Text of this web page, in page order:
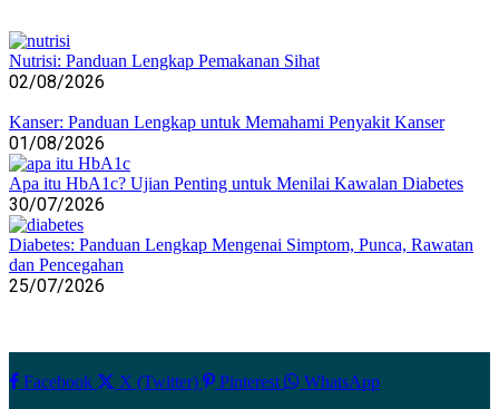
Nutrisi: Panduan Lengkap Pemakanan Sihat
02/08/2026
Kanser: Panduan Lengkap untuk Memahami Penyakit Kanser
01/08/2026
Apa itu HbA1c? Ujian Penting untuk Menilai Kawalan Diabetes
30/07/2026
Diabetes: Panduan Lengkap Mengenai Simptom, Punca, Rawatan
dan Pencegahan
25/07/2026
Facebook X (Twitter) Pinterest
WhatsApp